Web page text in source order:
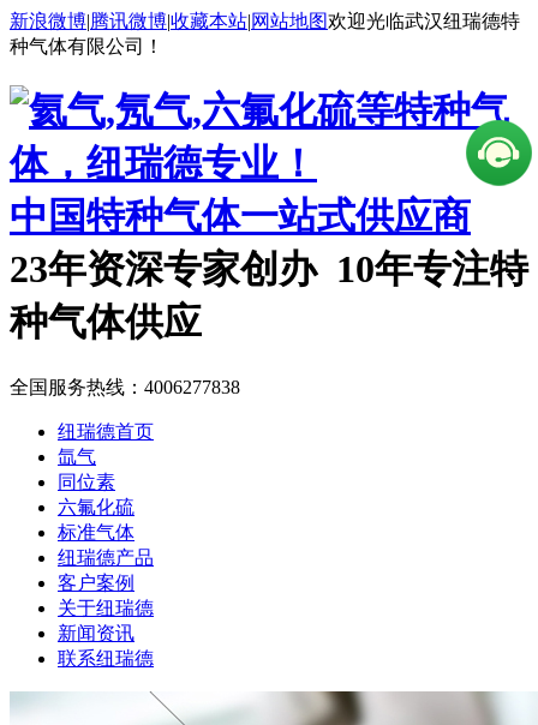
新浪微博|腾讯微博|收藏本站|网站地图欢迎光临武汉纽瑞德特
种气体有限公司！
中国特种气体一站式供应商
23年资深专家创办 10年专注特
种气体供应
全国服务热线： 4006277838
纽瑞德首页
氙气
同位素
六氟化硫
标准气体
纽瑞德产品
客户案例
关于纽瑞德
新闻资讯
联系纽瑞德